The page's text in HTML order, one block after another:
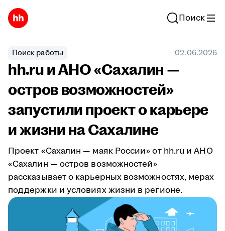
Поиск
Поиск работы 02.06.2026
hh.ru и АНО «Сахалин —
остров возможностей»
запустили проект о карьере
и жизни на Сахалине
Проект «Сахалин — маяк России» от hh.ru и АНО
«Сахалин — остров возможностей»
рассказывает о карьерных возможностях, мерах
поддержки и условиях жизни в регионе.